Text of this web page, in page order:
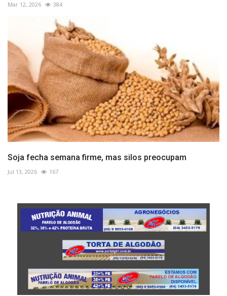
Mar 12, 2026 384
Soja fecha semana firme, mas silos preocupam
Jul 13, 2026 167